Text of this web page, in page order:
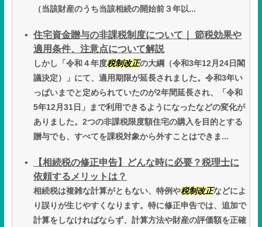
（当該財産のうち当該相続の開始前３年以...
住宅資金贈与の非課税制度について｜ 節税効果や
適用条件、注意点について解説
しかし「令和４年度税制改正の大綱（令和3年12月24日閣
議決定）」にて、適用期限が延長されました。令和3年い
っぱいまでと定められていたのが2年間延長され、「令和
5年12月31日」まで利用できるようになったなどの変化が
ありました。2つの非課税限度額住宅の購入を目的とする
贈与でも、すべてを課税対象から外すことはできま...
【相続税の修正申告】どんな時に必要？税理士に
依頼するメリットは？
相続税は複雑な計算がともない、特例や税制改正などによ
り誤りが生じやすくなります。特に修正申告では、追加で
計算をしなければならず、計算方法や財産の評価額を正確